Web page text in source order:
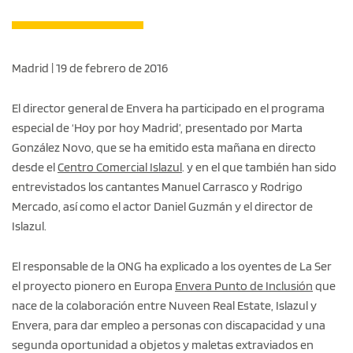
Madrid | 19 de febrero de 2016
El director general de Envera ha participado en el programa
especial de ‘Hoy por hoy Madrid’, presentado por Marta
González Novo, que se ha emitido esta mañana en directo
desde elCentro Comercial Islazul. y en el que también han sido
entrevistados los cantantes Manuel Carrasco y Rodrigo
Mercado, así como el actor Daniel Guzmán y el director de
Islazul.
El responsable de la ONG ha explicado a los oyentes de La Ser
el proyecto pionero en Europa Envera Punto de Inclusión que
nace de la colaboración entre Nuveen Real Estate, Islazul y
Envera, para dar empleo a personas con discapacidad y una
segunda oportunidad a objetos y maletas extraviados en